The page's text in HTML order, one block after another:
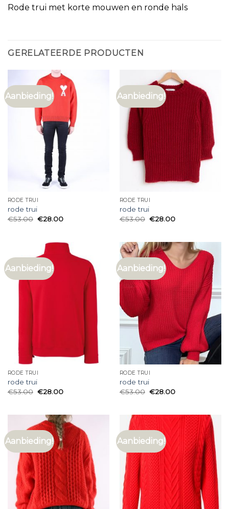
Rode trui met korte mouwen en ronde hals
GERELATEERDE PRODUCTEN
Aanbieding!
RODE TRUI
rode trui
€53.00 €28.00
Aanbieding!
RODE TRUI
rode trui
€53.00 €28.00
Aanbieding!
RODE TRUI
rode trui
€53.00 €28.00
Aanbieding!
RODE TRUI
rode trui
€53.00 €28.00
Aanbieding! Aanbieding!